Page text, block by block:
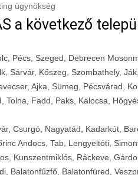
ügynökség
a következő
Pécs, Szeged, Debrecen
Sárvár, Kőszeg, Szombathely,
Ajka, Sümeg, Pécsvárad,
Tolna, Fadd, Paks, Kalocsa,
Csurgó, Nagyatád, Kadarkút,
Andocs, Tab, Lengyeltóti,
Kunszentmiklós, Ráckeve,
Balatonfűzfő, Balatonfüred,